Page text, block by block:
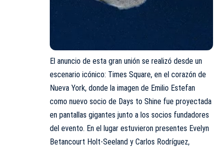
El anuncio de esta gran unión se realizó desde un
escenario icónico: Times Square, en el corazón de
Nueva York, donde la imagen de Emilio Estefan
como nuevo socio de Days to Shine fue proyectada
en pantallas gigantes junto a los socios fundadores
del evento. En el lugar estuvieron presentes Evelyn
Betancourt Holt-Seeland y Carlos Rodríguez,